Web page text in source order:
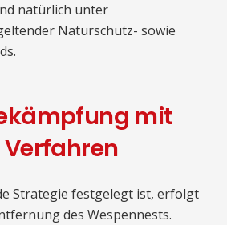
natürlich unter
Naturschutz- sowie
mit
Strategie festgelegt ist, erfolgt
des Wespennests.